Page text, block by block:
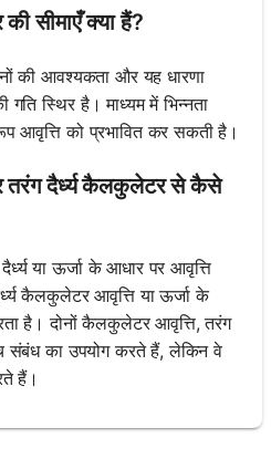
सीमाएँ क्या हैं?
की आवश्यकता और यह धारणा
गति स्थिर है। माध्यम में भिन्नता
आवृत्ति को प्रभावित कर सकती है।
दैर्ध्य कैलकुलेटर से कैसे
या ऊर्जा के आधार पर आवृत्ति
कैलकुलेटर आवृत्ति या ऊर्जा के
है। दोनों कैलकुलेटर आवृत्ति, तरंग
संबंध का उपयोग करते हैं, लेकिन वे
हैं।